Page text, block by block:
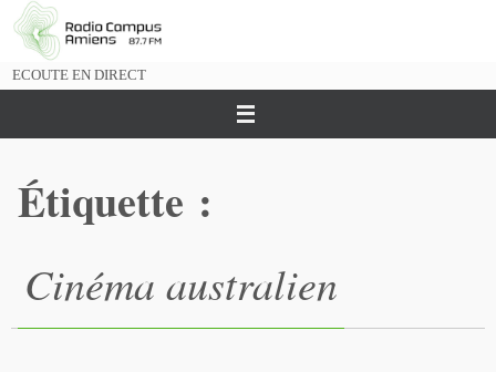
Passer
vers
ECOUTE EN DIRECT
Étiquette :
Cinéma australien